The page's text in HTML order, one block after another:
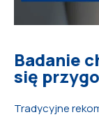
Badanie
się
Tradycyjne